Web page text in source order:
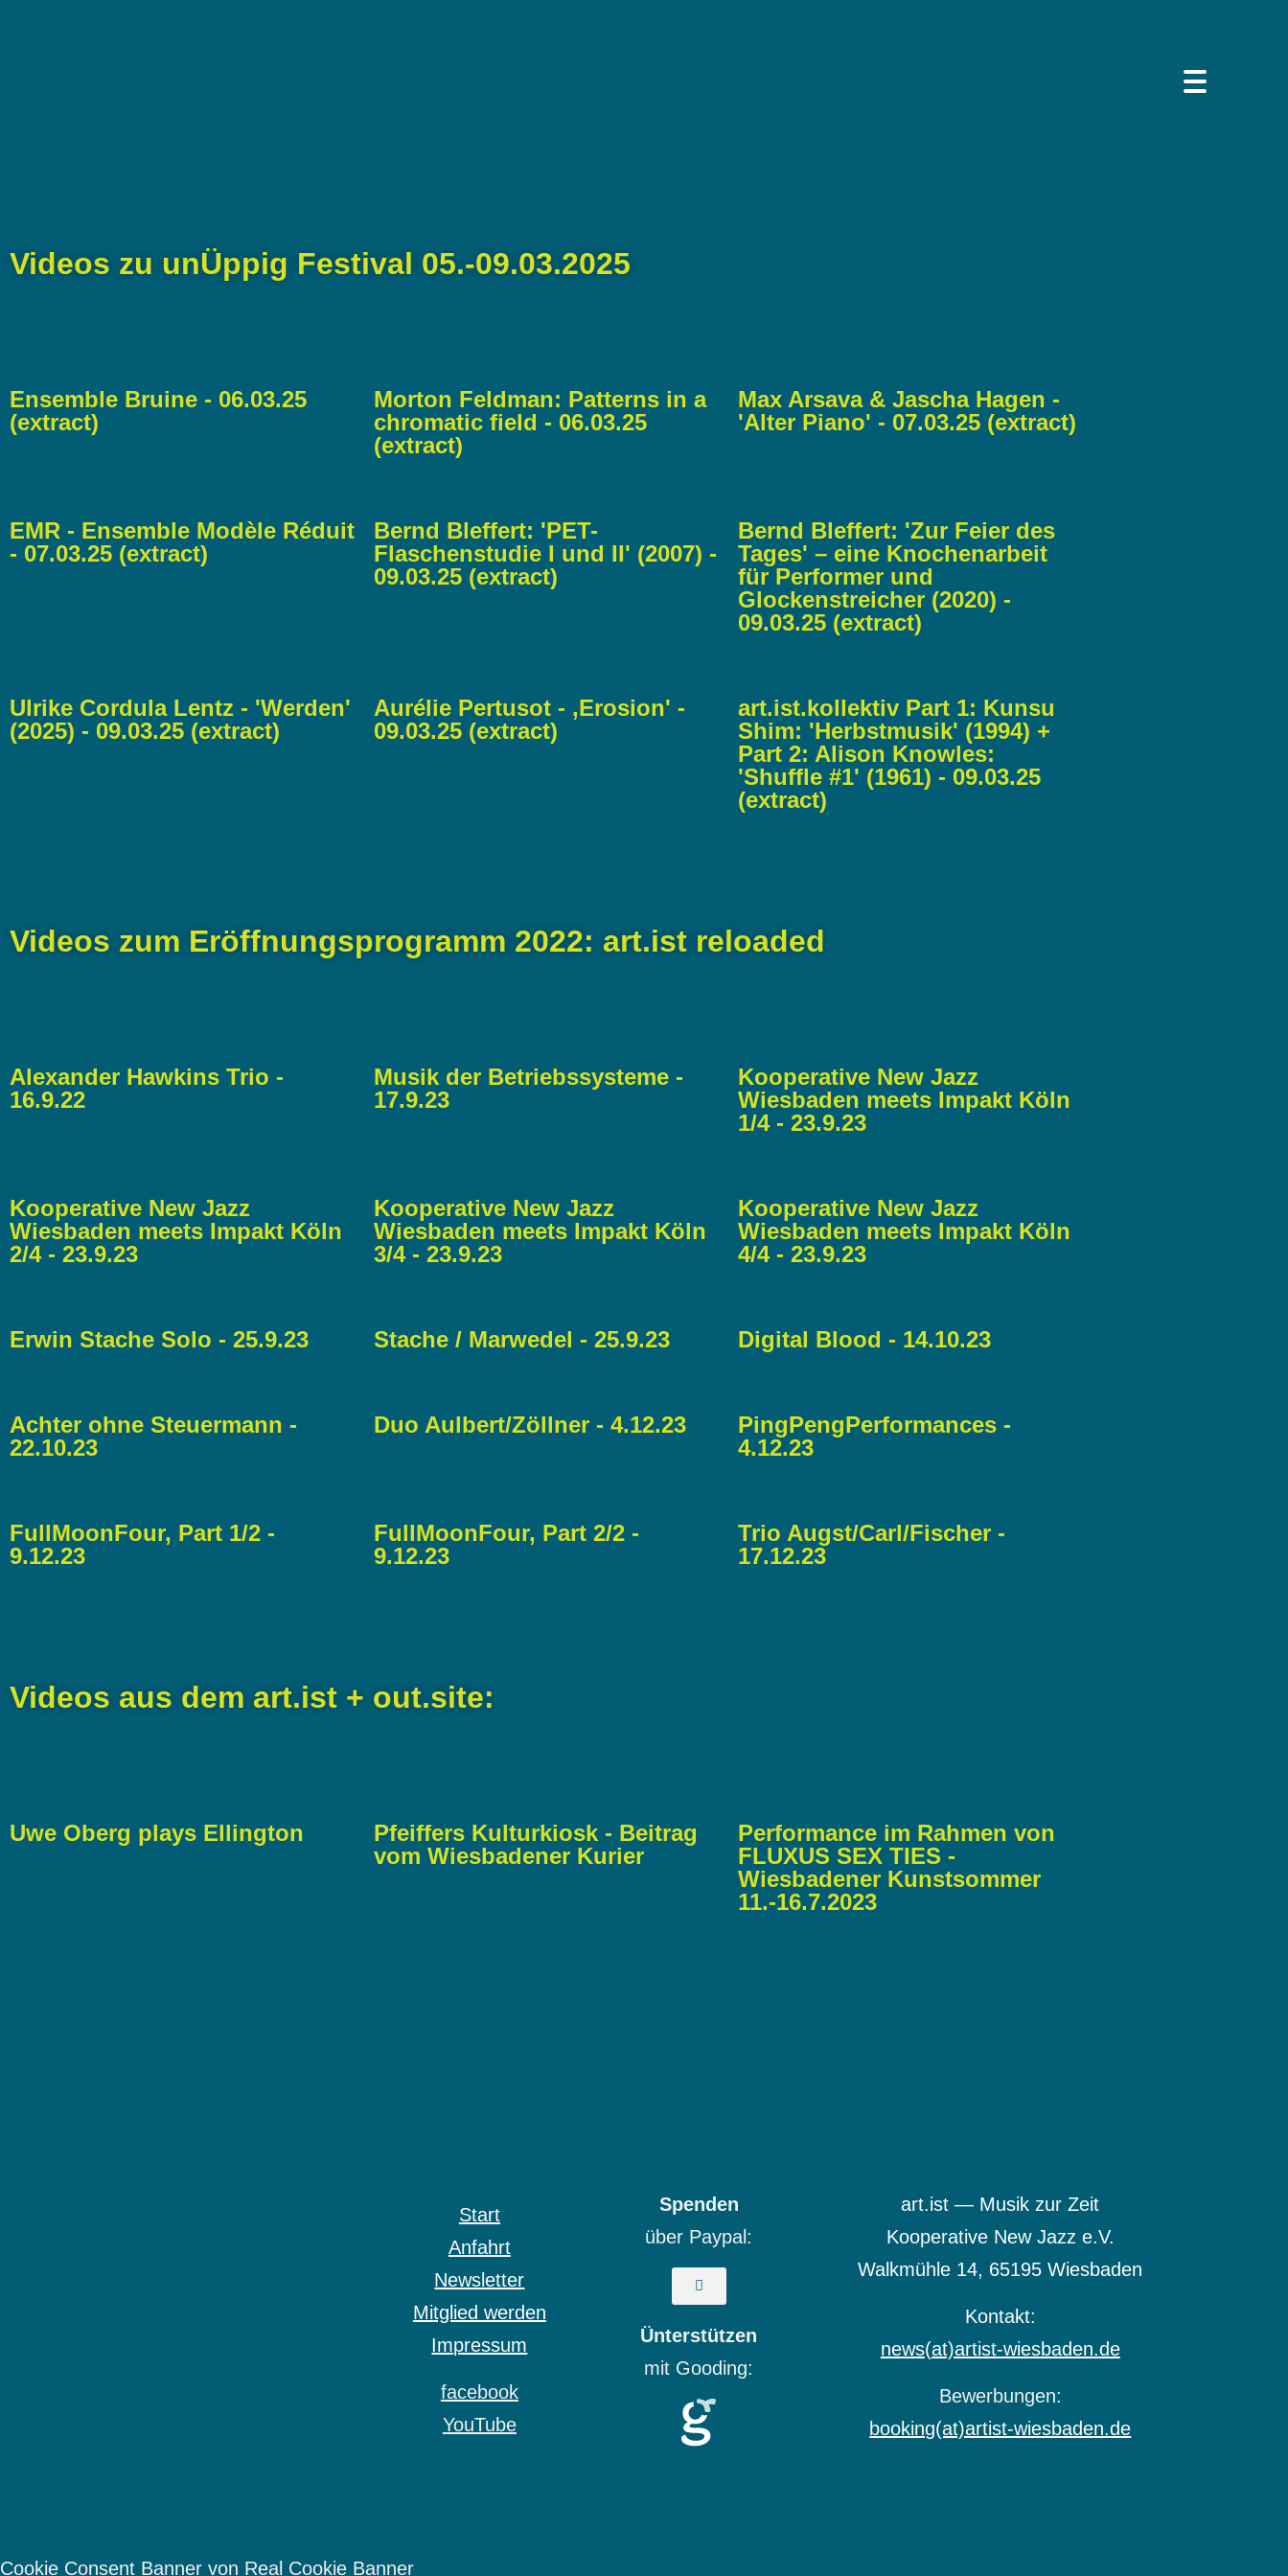
Videos zu unÜppig Festival 05.-09.03.2025
Ensemble Bruine - 06.03.25
(extract)
Morton Feldman: Patterns in a
chromatic field - 06.03.25
(extract)
Max Arsava & Jascha Hagen -
'Alter Piano' - 07.03.25 (extract)
EMR - Ensemble Modèle Réduit
- 07.03.25 (extract)
Bernd Bleffert: 'PET-
Flaschenstudie I und II' (2007) -
09.03.25 (extract)
Bernd Bleffert: 'Zur Feier des
Tages' – eine Knochenarbeit
für Performer und
Glockenstreicher (2020) -
09.03.25 (extract)
Ulrike Cordula Lentz - 'Werden'
(2025) - 09.03.25 (extract)
Aurélie Pertusot - ‚Erosion' -
09.03.25 (extract)
art.ist.kollektiv Part 1: Kunsu
Shim: 'Herbstmusik' (1994) +
Part 2: Alison Knowles:
'Shuffle #1' (1961) - 09.03.25
(extract)
Videos zum Eröffnungsprogramm 2022: art.ist reloaded
Alexander Hawkins Trio -
16.9.22
Musik der Betriebssysteme -
17.9.23
Kooperative New Jazz
Wiesbaden meets Impakt Köln
1/4 - 23.9.23
Kooperative New Jazz
Wiesbaden meets Impakt Köln
2/4 - 23.9.23​
Kooperative New Jazz
Wiesbaden meets Impakt Köln
3/4 - 23.9.23​
Kooperative New Jazz
Wiesbaden meets Impakt Köln
4/4 - 23.9.23​
Erwin Stache Solo - 25.9.23 Stache / Marwedel - 25.9.23 Digital Blood - 14.10.23
Achter ohne Steuermann -
22.10.23
Duo Aulbert/Zöllner - 4.12.23
PingPengPerformances -
4.12.23
FullMoonFour, Part 1/2 -
9.12.23
FullMoonFour, Part 2/2 -
9.12.23
Trio Augst/Carl/Fischer -
17.12.23
Videos aus dem art.ist + out.site:
Uwe Oberg plays Ellington
Pfeiffers Kulturkiosk - Beitrag
vom Wiesbadener Kurier
Performance im Rahmen von
FLUXUS SEX TIES -
Wiesbadener Kunstsommer
11.-16.7.2023
Start
Anfahrt
Newsletter
Mitglied werden
Impressum
facebook
YouTube
Spenden
über Paypal:
Ünterstützen
mit Gooding:
art.ist — Musik zur Zeit
Kooperative New Jazz e.V.
Walkmühle 14, 65195 Wiesbaden
Kontakt:
news(at)artist-wiesbaden.de
Bewerbungen:
booking(at)artist-wiesbaden.de
Cookie Consent Banner von Real Cookie Banner